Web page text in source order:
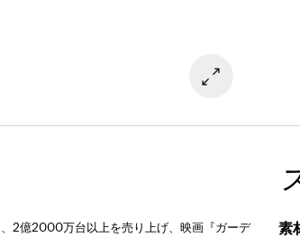
2億2000万台以上を売り上げ、映画『ガーデ
素